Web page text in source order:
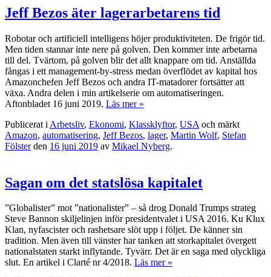
Jeff Bezos äter lagerarbetarens tid
Robotar och artificiell intelligens höjer produktiviteten. De frigör tid.
Men tiden stannar inte nere på golven. Den kommer inte arbetarna
till del. Tvärtom, på golven blir det allt knappare om tid. Anställda
fångas i ett management-by-stress medan överflödet av kapital hos
Amazonchefen Jeff Bezos och andra IT-matadorer fortsätter att
växa. Andra delen i min artikelserie om automatiseringen.
Aftonbladet 16 juni 2019. Läs mer »
Publicerat i Arbetsliv, Ekonomi, Klassklyftor, USA och märkt
Amazon, automatisering, Jeff Bezos, lager, Martin Wolf, Stefan
Fölsterden 16 juni 2019 av Mikael Nyberg.
Sagan om det statslösa kapitalet
”Globalister” mot ”nationalister” – så drog Donald Trumps strateg
Steve Bannon skiljelinjen inför presidentvalet i USA 2016. Ku Klux
Klan, nyfascister och rashetsare slöt upp i följet. De känner sin
tradition. Men även till vänster har tanken att storkapitalet övergett
nationalstaten starkt inflytande. Tyvärr. Det är en saga med olyckliga
slut. En artikel i Clarté nr 4/2018. Läs mer »